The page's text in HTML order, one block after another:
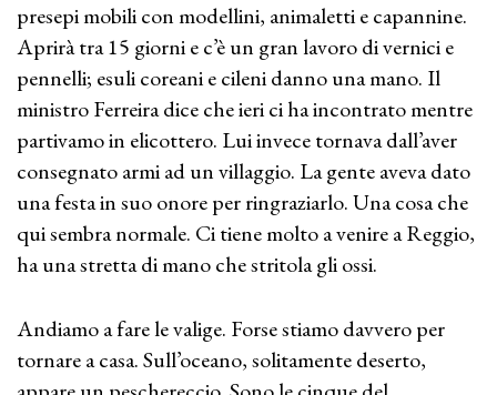
presepi mobili con modellini, animaletti e capannine.
Aprirà tra 15 giorni e c’è un gran lavoro di vernici e
pennelli; esuli coreani e cileni danno una mano. Il
ministro Ferreira dice che ieri ci ha incontrato mentre
partivamo in elicottero. Lui invece tornava dall’aver
consegnato armi ad un villaggio. La gente aveva dato
una festa in suo onore per ringraziarlo. Una cosa che
qui sembra normale. Ci tiene molto a venire a Reggio,
ha una stretta di mano che stritola gli ossi.
Andiamo a fare le valige. Forse stiamo davvero per
tornare a casa. Sull’oceano, solitamente deserto,